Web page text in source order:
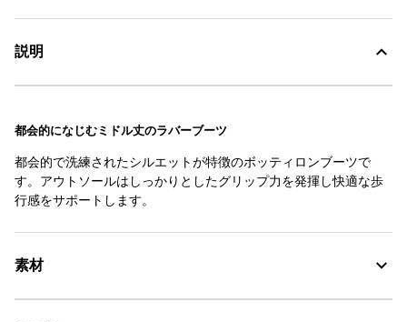
説明
都会的になじむミドル丈のラバーブーツ
都会的で洗練されたシルエットが特徴のボッティロンブーツで
す。アウトソールはしっかりとしたグリップ力を発揮し快適な歩
行感をサポートします。
素材